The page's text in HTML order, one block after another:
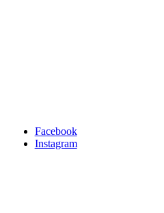
Facebook
Instagram